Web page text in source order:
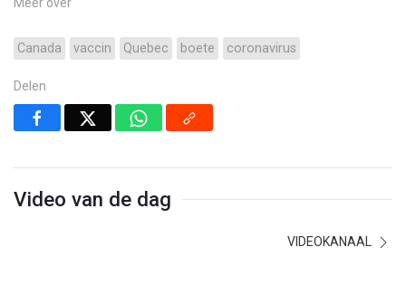
Canada vaccin Quebec boete coronavirus
Delen
Video van de dag
VIDEOKANAAL